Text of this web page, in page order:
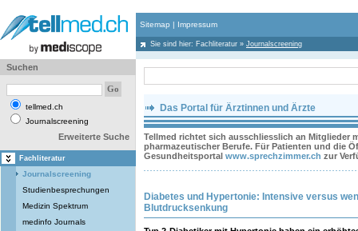
Sitemap | Impressum
Sie sind hier: Fachliteratur » Journalscreening
Suchen
tellmed.ch
Journalscreening
Erweiterte Suche
Fachliteratur
Journalscreening
Studienbesprechungen
Medizin Spektrum
medinfo Journals
Das Portal für Ärztinnen und Ärzte
Tellmed richtet sich ausschliesslich an Mitglieder
pharmazeutischer Berufe. Für Patienten und die
Gesundheitsportal www.sprechzimmer.ch zur
Diabetes und Hypertonie: Intensive versus
Blutdrucksenkung